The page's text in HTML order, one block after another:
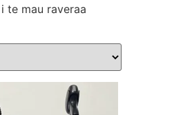
te mau raveraa